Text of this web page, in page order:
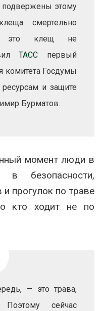
подвержены этому
смертельно
это клещ не
ТАСС первый
комитета Госдумы
и защите
Бурматов.
момент люди в
безопасности,
и прогулок по траве
кто ходит не по
— это трава,
Поэтому сейчас